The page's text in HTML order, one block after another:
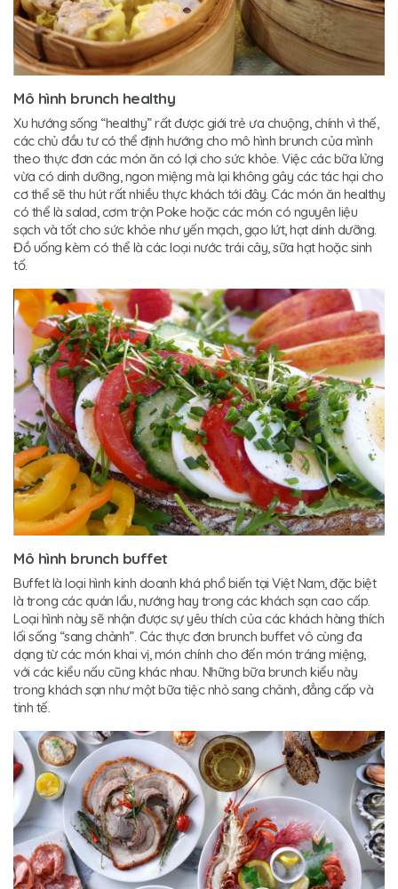
Mô hình brunch healthy
Xu hướng sống “healthy” rất được giới trẻ ưa chuộng, chính vì thế,
các chủ đầu tư có thể định hướng cho mô hình brunch của mình
theo thực đơn các món ăn có lợi cho sức khỏe. Việc các bữa lửng
vừa có dinh dưỡng, ngon miệng mà lại không gây các tác hại cho
cơ thể sẽ thu hút rất nhiều thực khách tới đây. Các món ăn healthy
có thể là salad, cơm trộn Poke hoặc các món có nguyên liệu
sạch và tốt cho sức khỏe như yến mạch, gạo lứt, hạt dinh dưỡng.
Đồ uống kèm có thể là các loại nước trái cây, sữa hạt hoặc sinh
tố.
Mô hình brunch buffet
Buffet là loại hình kinh doanh khá phổ biến tại Việt Nam, đặc biệt
là trong các quán lẩu, nướng hay trong các khách sạn cao cấp.
Loại hình này sẽ nhận được sự yêu thích của các khách hàng thích
lối sống “sang chảnh”. Các thực đơn brunch buffet vô cùng đa
dạng từ các món khai vị, món chính cho đến món tráng miệng,
với các kiểu nấu cũng khác nhau. Những bữa brunch kiểu này
trong khách sạn như một bữa tiệc nhỏ sang chảnh, đẳng cấp và
tinh tế.